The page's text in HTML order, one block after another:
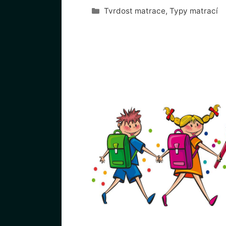
Rubriky
Tvrdost matrace,Typy matrací